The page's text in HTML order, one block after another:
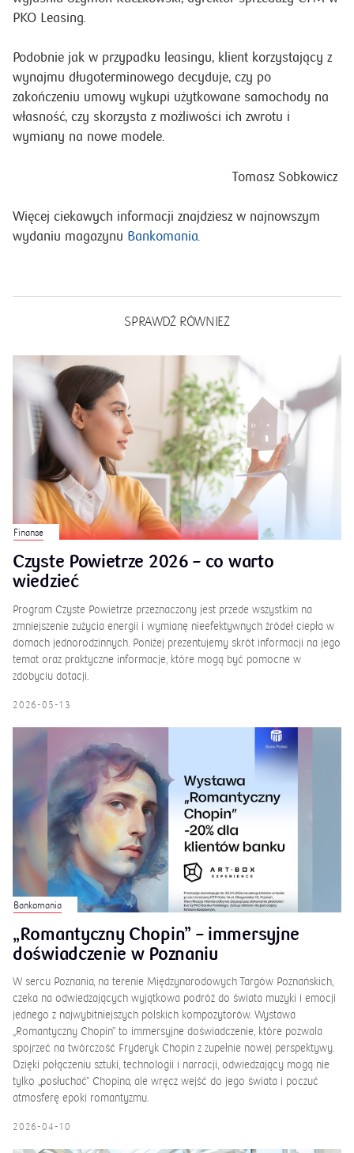
PKO Leasing.
Podobnie jak w przypadku leasingu, klient korzystający z
wynajmu długoterminowego decyduje, czy po
zakończeniu umowy wykupi użytkowane samochody na
własność, czy skorzysta z możliwości ich zwrotu i
wymiany na nowe modele.
Tomasz Sobkowicz
Więcej ciekawych informacji znajdziesz w najnowszym
wydaniu magazynu Bankomania.
SPRAWDŹ RÓWNIEŻ
Finanse
Czyste Powietrze 2026 – co warto
wiedzieć
Program Czyste Powietrze przeznaczony jest przede wszystkim na
zmniejszenie zużycia energii i wymianę nieefektywnych źródeł ciepła w
domach jednorodzinnych. Poniżej prezentujemy skrót informacji na jego
temat oraz praktyczne informacje, które mogą być pomocne w
zdobyciu dotacji.
2026-05-13
Bankomania
„Romantyczny Chopin” – immersyjne
doświadczenie w Poznaniu
W sercu Poznania, na terenie Międzynarodowych Targów Poznańskich,
czeka na odwiedzających wyjątkowa podróż do świata muzyki i emocji
jednego z najwybitniejszych polskich kompozytorów. Wystawa
„Romantyczny Chopin” to immersyjne doświadczenie, które pozwala
spojrzeć na twórczość Fryderyk Chopin z zupełnie nowej perspektywy.
Dzięki połączeniu sztuki, technologii i narracji, odwiedzający mogą nie
tylko „posłuchać” Chopina, ale wręcz wejść do jego świata i poczuć
atmosferę epoki romantyzmu.
2026-04-10